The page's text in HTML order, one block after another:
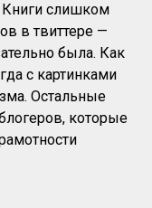
Книги слишком
в твиттере —
была. Как
с картинками
Остальные
которые